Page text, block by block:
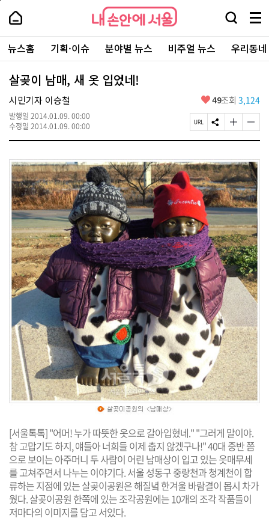
본
로
가
내
손
안
에
서
울
-
서
울
시
대
표
소
포
털
내
손
에
울
검
창
열
기
메
뉴
전
체
보
주
요
서
뉴스홈 기획·이슈 분야별 뉴스 비주얼 뉴스 우리동
살곶이 남매, 새 옷 입었네!
시민기자 이승철
발행일 2014.01.09. 00:00
수정일 2014.01.09. 00:00
좋
요
49조회 3,124
페
이
U
R
L
복
사
S
N
공
유
하
기
글
자
기
크
게
변
경
하
기
글
자
기
작
게
변
경
하
기
[서울톡톡] "어머! 누가 따뜻한 옷으로 갈아입혔네." "그러게 말이야.
참 고맙기도 하지, 얘들아 너희들 이제 춥지 않겠구나!" 40대 중반 쯤
으로 보이는 아주머니 두 사람이 어린 남매상이 입고 있는 옷매무세
를 고쳐주면서 나누는 이야기다. 서울 성동구 중랑천과 청계천이 합
류하는 지점에 있는 살곶이공원은 해질녘 한겨울 바람결이 몹시 차가
웠다. 살곶이공원 한쪽에 있는 조각공원에는 10개의 조각 작품들이
저마다의 이미지를 담고 서있다.
페
상
단
로